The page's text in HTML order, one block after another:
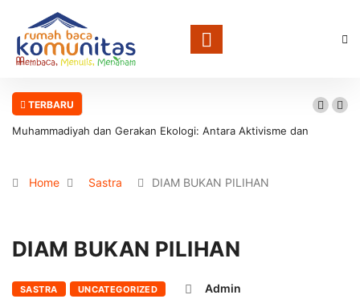
TERBARU
Muhammadiyah dan Gerakan Ekologi: Antara Aktivisme dan
Home Sastra DIAM BUKAN PILIHAN
DIAM BUKAN PILIHAN
SASTRA UNCATEGORIZED
Admin